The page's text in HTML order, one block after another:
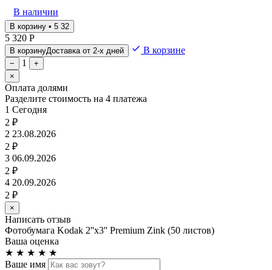
В наличии
В корзину • 5 32
5 320 Р
В корзинуДоставка от 2-х дней В корзине
− 1
+
×
Оплата долями
Разделите стоимость на 4 платежа
1 Сегодня
2 ₽
2 23.08.2026
2 ₽
3 06.09.2026
2 ₽
4 20.09.2026
2 ₽
×
Написать отзыв
Фотобумага Kodak 2''x3'' Premium Zink (50 листов)
Ваша оценка
★ ★ ★ ★ ★
Ваше имя